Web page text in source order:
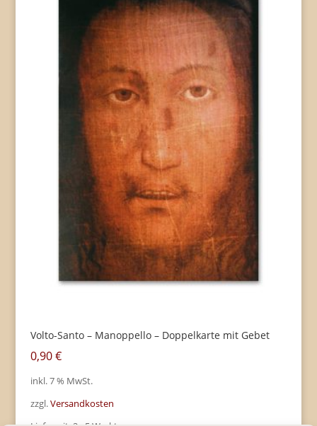
Volto-Santo – Manoppello – Doppelkarte mit Gebet
0,90€
inkl. 7 % MwSt.
zzgl.Versandkosten